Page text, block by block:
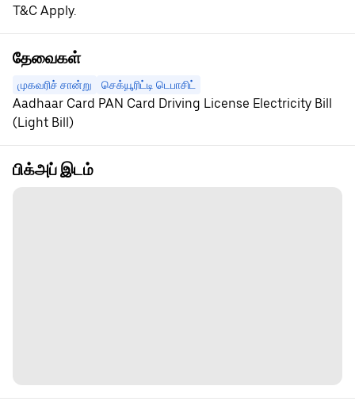
T&C Apply.
தேவைகள்
முகவரிச் சான்று செக்யூரிட்டி டெபாசிட்
Aadhaar Card PAN Card Driving License Electricity Bill
(Light Bill)
பிக்அப் இடம்